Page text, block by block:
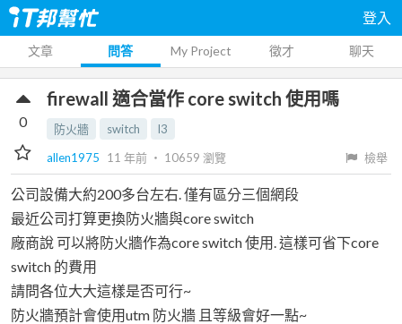
登入
文章 問答 My Project 徵才 聊天
firewall 適合當作 core switch 使用嗎
防火牆 switch
l3
allen1975
11 年前 ‧ 10659 瀏覽 檢舉
0
公司設備大約200多台左右. 僅有區分三個網段
最近公司打算更換防火牆與core switch
廠商說 可以將防火牆作為core switch 使用. 這樣可省下core
switch 的費用
請問各位大大這樣是否可行~
防火牆預計會使用utm 防火牆 且等級會好一點~